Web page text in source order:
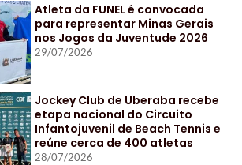
Atleta da FUNEL é convocada
para representar Minas Gerais
nos Jogos da Juventude 2026
29/07/2026
Jockey Club de Uberaba recebe
etapa nacional do Circuito
Infantojuvenil de Beach Tennis e
reúne cerca de 400 atletas
28/07/2026